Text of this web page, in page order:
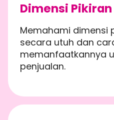
Dimensi Pikiran
Memahami dimensi
secara utuh dan
memanfaatkannya
penjualan.